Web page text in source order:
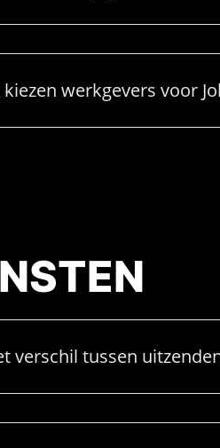
werkgevers voor
verschil tussen